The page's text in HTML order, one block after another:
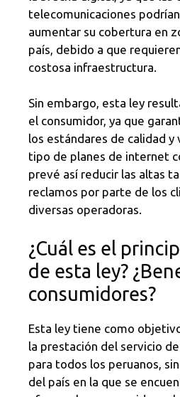
telecomunicaciones
aumentar su cobertura en
país, debido a que
costosa infraestructura.
Sin embargo, esta ley
el consumidor, ya que
los estándares de calidad
tipo de planes de internet
prevé así reducir las altas
reclamos por parte de los
diversas operadoras.
¿Cuál es el
de esta ley?
consumidores?
Esta ley tiene como
la prestación del servicio
para todos los peruanos,
del país en la que se